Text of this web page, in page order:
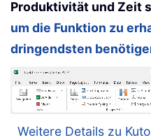
Produktivität und Zeit
um die Funktion zu
dringendsten
Weitere Details zu